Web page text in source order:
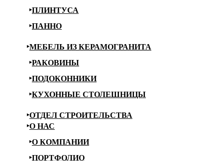
ПЛИНТУСА
ПАННО
МЕБЕЛЬ ИЗ КЕРАМОГРАНИТА
РАКОВИНЫ
ПОДОКОННИКИ
КУХОННЫЕ СТОЛЕШНИЦЫ
ОТДЕЛ СТРОИТЕЛЬСТВА
О НАС
О КОМПАНИИ
ПОРТФОЛИО